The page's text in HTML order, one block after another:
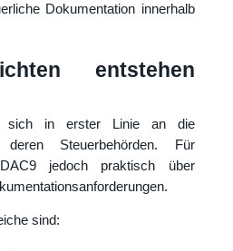
Dokumentation innerhalb
entstehen
sich in erster Linie an die
deren Steuerbehörden. Für
jedoch praktisch über
sind: